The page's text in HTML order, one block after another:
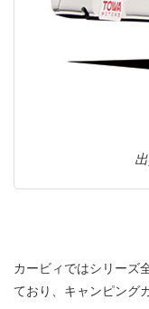
カービィではシリーズ
ており、キャンピング